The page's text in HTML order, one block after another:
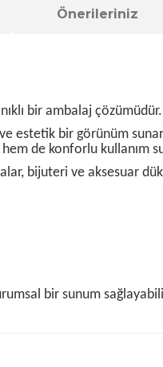
Önerileriniz
bir ambalaj çözümüdür.
estetik bir görünüm
de konforlu kullanım
bijuteri ve aksesuar
bir sunum